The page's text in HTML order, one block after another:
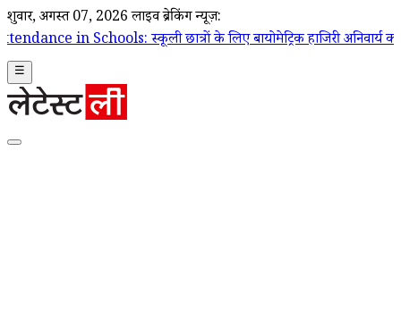
शुक्रवार, अगस्त 07, 2026 लाइव ब्रेकिंग न्यूज़:
स्कूली छात्रों के लिए बायोमेट्रिक हाजिरी अनिवार्य करने से सुप्रीम कोर्ट
☰